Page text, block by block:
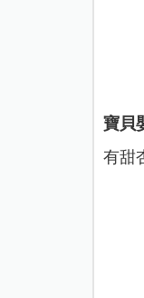
寶貝
有甜